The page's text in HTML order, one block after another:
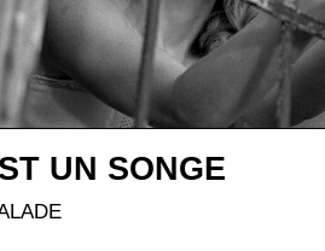
UN SONGE